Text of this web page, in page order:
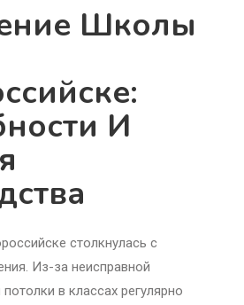
Школы
И
столкнулась с
Из-за неисправной
в классах регулярно